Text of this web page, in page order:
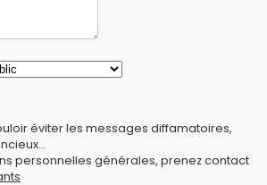
éviter les messages diffamatoires,
personnelles générales, prenez contact